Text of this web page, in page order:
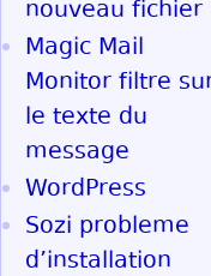
nouveau fichier
Magic Mail
Monitor filtre
le texte du
message
WordPress
Sozi probleme
d’installation